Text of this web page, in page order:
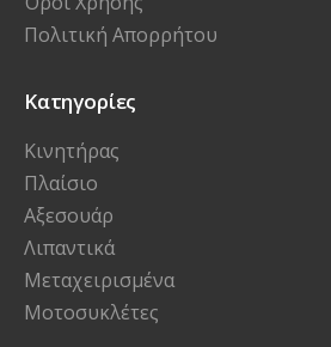
Πολιτική Απορρήτου
Κατηγορίες
Κινητήρας
Πλαίσιο
Αξεσουάρ
Λιπαντικά
Μεταχειρισμένα
Μοτοσυκλέτες